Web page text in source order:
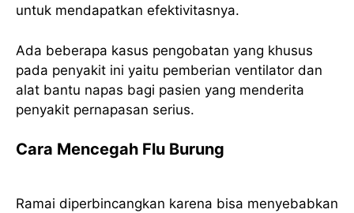
untuk mendapatkan efektivitasnya.
Ada beberapa kasus pengobatan yang khusus
pada penyakit ini yaitu pemberian ventilator dan
alat bantu napas bagi pasien yang menderita
penyakit pernapasan serius.
Cara Mencegah Flu Burung
Ramai diperbincangkan karena bisa menyebabkan